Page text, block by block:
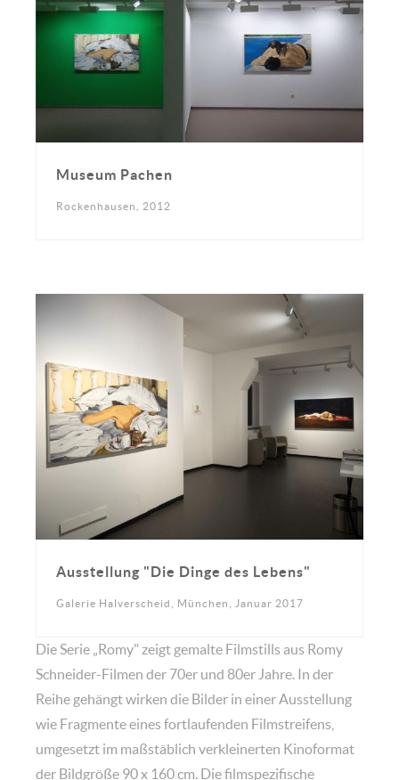
Museum Pachen
Rockenhausen, 2012
Ausstellung "Die Dinge des Lebens"
Galerie Halverscheid, München, Januar 2017
Die Serie „Romy" zeigt gemalte Filmstills aus Romy
Schneider-Filmen der 70er und 80er Jahre. In der
Reihe gehängt wirken die Bilder in einer Ausstellung
wie Fragmente eines fortlaufenden Filmstreifens,
umgesetzt im maßstäblich verkleinerten Kinoformat
der Bildgröße 90 x 160 cm. Die filmspezifische